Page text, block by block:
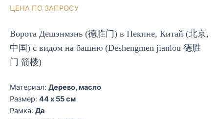
ЦЕНА ПО ЗАПРОСУ
Ворота Дешэнмэнь (德胜门) в Пекине, Китай (北京,
中国) с видом на башню (Deshengmen jianlou 德胜
门 箭楼)
Материал: Дерево, масло
Размер: 44 x 55 см
Рамка: Да